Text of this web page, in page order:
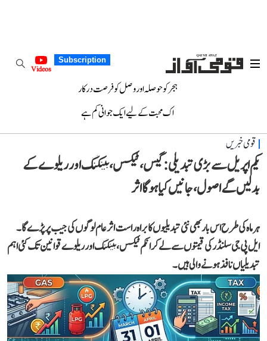
Subscription
Videos
ہجر کو حوصلہ اور وصل کو فرصت درکار
اک محبت کے لیے ایک جوانی کم ہے
قومی خبریں
یکم اپریل سے بڑی تبدیلی: گیس، ٹیکس، بینکنگ اور ریلوے کے
بدلیں گے اصول، جانیں کیا ہوگا اثر
ہر ماہ کی طرح اس بار بھی نئی تبدیلیوں کا براہ راست اثر عام لوگوں کی جیب پر پڑے گا۔
ایل پی جی سلنڈر کی قیمتوں سے لے کر انکم ٹیکس، بینکنگ اور ریلوے قوانین تک کئی اہم
تبدیلیاں نافذ ہونے والی ہیں۔